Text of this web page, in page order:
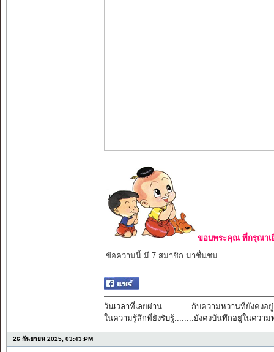
ขอบพระคุณ ที่กรุณาเ
ข้อความนี้ มี 7 สมาชิก มาชื่นชม
วันเวลาที่เลยผ่าน............กับความหวานที่ยังคงอยู่
ในความรู้สึกที่ยังรับรู้........ยังคงบันทึกอยู่ในความ
26 กันยายน 2025, 03:43:PM